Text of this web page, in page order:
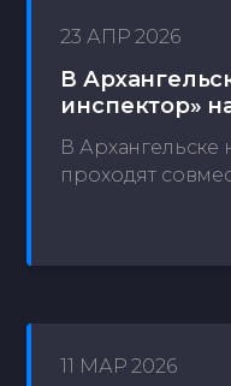
23 АПР 2026
В
инспектор»
В
проходят
контроля и
11 МАР 2026